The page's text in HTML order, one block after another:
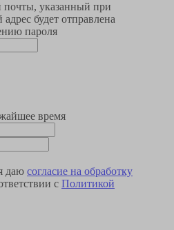
почты, указанный при
будет отправлена
пароля
время
даю согласие на обработку
с Политикой